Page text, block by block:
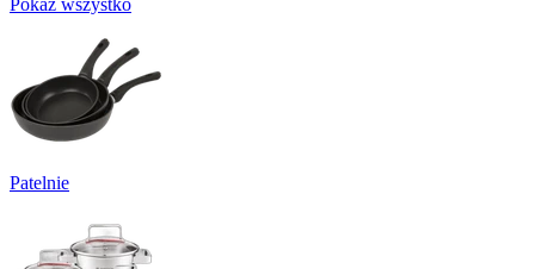
Pokaż wszystko
Patelnie